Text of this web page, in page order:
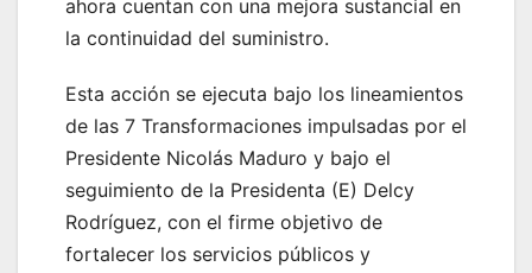
ahora cuentan con una mejora sustancial en
la continuidad del suministro.
Esta acción se ejecuta bajo los lineamientos
de las 7 Transformaciones impulsadas por el
Presidente Nicolás Maduro y bajo el
seguimiento de la Presidenta (E) Delcy
Rodríguez, con el firme objetivo de
fortalecer los servicios públicos y